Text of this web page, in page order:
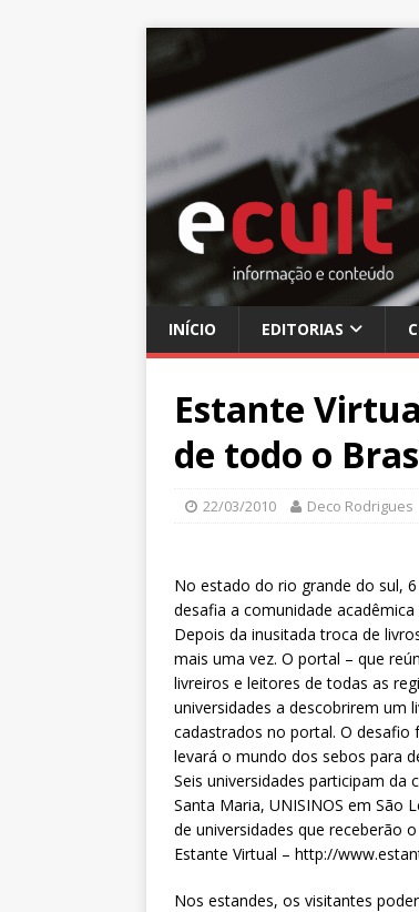
INÍCIO EDITORIAS
Estante
de todo o
22/03/2010 Deco Rodrigues
No estado do rio grande do sul,
desafia a comunidade
Depois da inusitada troca de
mais uma vez. O portal – que
livreiros e leitores de todas as
universidades a descobrirem um
cadastrados no portal. O desafio
levará o mundo dos sebos para
Seis universidades participam da
Santa Maria, UNISINOS em São
de universidades que receberão
Estante Virtual – http://
Nos estandes, os visitantes